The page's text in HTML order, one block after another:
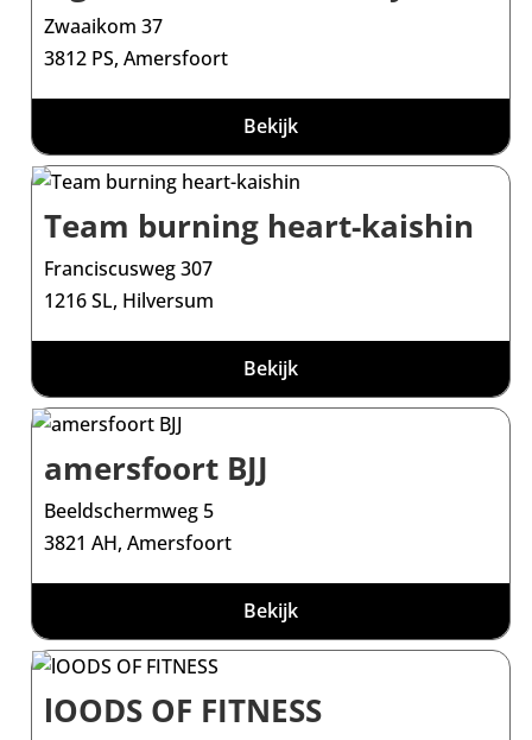
Zwaaikom 37
3812 PS, Amersfoort
Bekijk
Team burning heart-kaishin
Franciscusweg 307
1216 SL, Hilversum
Bekijk
amersfoort BJJ
Beeldschermweg 5
3821 AH, Amersfoort
Bekijk
lOODS OF FITNESS